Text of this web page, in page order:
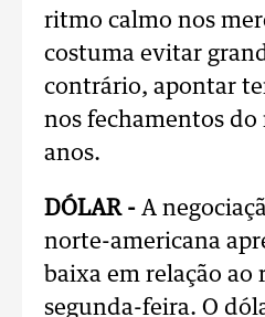
ritmo calmo nos
costuma evitar
contrário, apontar
nos fechamentos
anos.
DÓLAR - A
norte-americana
baixa em relação ao
segunda-feira. O